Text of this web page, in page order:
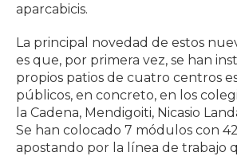
aparcabicis.
La principal novedad de estos
es que, por primera vez, se han
propios patios de cuatro centros
públicos, en concreto, en los
la Cadena, Mendigoiti, Nicasio
Se han colocado 7 módulos con
apostando por la línea de trabajo